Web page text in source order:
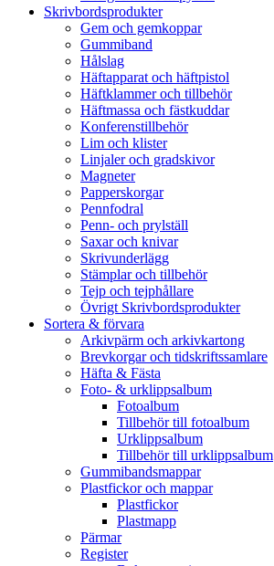
Skrivbordsprodukter
Gem och gemkoppar
Gummiband
Hålslag
Häftapparat och häftpistol
Häftklammer och tillbehör
Häftmassa och fästkuddar
Konferenstillbehör
Lim och klister
Linjaler och gradskivor
Magneter
Papperskorgar
Pennfodral
Penn- och prylställ
Saxar och knivar
Skrivunderlägg
Stämplar och tillbehör
Tejp och tejphållare
Övrigt Skrivbordsprodukter
Sortera & förvara
Arkivpärm och arkivkartong
Brevkorgar och tidskriftssamlare
Häfta & Fästa
Foto- & urklippsalbum
Fotoalbum
Tillbehör till fotoalbum
Urklippsalbum
Tillbehör till urklippsalbum
Gummibandsmappar
Plastfickor och mappar
Plastfickor
Plastmapp
Pärmar
Register